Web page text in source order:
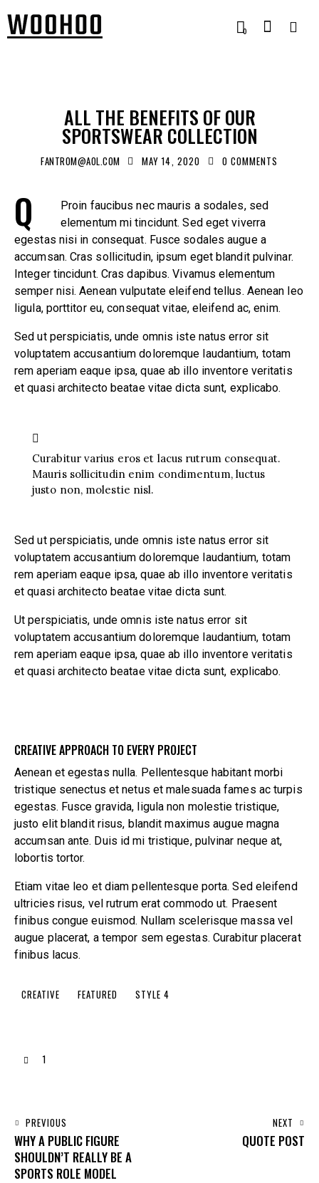
0
ALL THE BENEFITS OF OUR
SPORTSWEAR COLLECTION
FANTROM@AOL.COM MAY 14, 2020 0 COMMENTS
Q
Proin faucibus nec mauris a sodales, sed
elementum mi tincidunt. Sed eget viverra
egestas nisi in consequat. Fusce sodales augue a
accumsan. Cras sollicitudin, ipsum eget blandit pulvinar.
Integer tincidunt. Cras dapibus. Vivamus elementum
semper nisi. Aenean vulputate eleifend tellus. Aenean leo
ligula, porttitor eu, consequat vitae, eleifend ac, enim.
Sed ut perspiciatis, unde omnis iste natus error sit
voluptatem accusantium doloremque laudantium, totam
rem aperiam eaque ipsa, quae ab illo inventore veritatis
et quasi architecto beatae vitae dicta sunt, explicabo.
Curabitur varius eros et lacus rutrum consequat.
Mauris sollicitudin enim condimentum, luctus
justo non, molestie nisl.
Sed ut perspiciatis, unde omnis iste natus error sit
voluptatem accusantium doloremque laudantium, totam
rem aperiam eaque ipsa, quae ab illo inventore veritatis
et quasi architecto beatae vitae dicta sunt.
Ut perspiciatis, unde omnis iste natus error sit
voluptatem accusantium doloremque laudantium, totam
rem aperiam eaque ipsa, quae ab illo inventore veritatis
et quasi architecto beatae vitae dicta sunt, explicabo.
CREATIVE APPROACH TO EVERY PROJECT
Aenean et egestas nulla. Pellentesque habitant morbi
tristique senectus et netus et malesuada fames ac turpis
egestas. Fusce gravida, ligula non molestie tristique,
justo elit blandit risus, blandit maximus augue magna
accumsan ante. Duis id mi tristique, pulvinar neque at,
lobortis tortor.
Etiam vitae leo et diam pellentesque porta. Sed eleifend
ultricies risus, vel rutrum erat commodo ut. Praesent
finibus congue euismod. Nullam scelerisque massa vel
augue placerat, a tempor sem egestas. Curabitur placerat
finibus lacus.
CREATIVE FEATURED STYLE 4
1
PREVIOUS
WHY A PUBLIC FIGURE
SHOULDN’T REALLY BE A
SPORTS ROLE MODEL
NEXT
QUOTE POST